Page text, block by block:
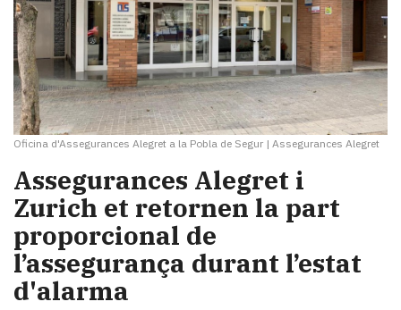
Oficina d'Assegurances Alegret a la Pobla de Segur | Assegurances Alegret
Assegurances Alegret i
Zurich et retornen la part
proporcional de
l’assegurança durant l’estat
d'alarma